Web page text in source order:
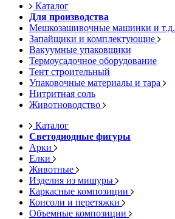
Каталог
Для производства
Мешкозашивочные машинки и т.д.
Запайщики и комплектующие
Вакуумные упаковщики
Термоусадочное оборудование
Тент строительный
Упаковочные материалы и тара
Нитритная соль
Животноводство
Каталог
Светодиодные фигуры
Арки
Елки
Животные
Изделия из мишуры
Каркасные композиции
Консоли и перетяжки
Объемные композиции